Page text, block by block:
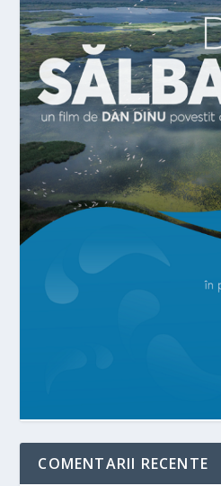
COMENTARII RECENTE